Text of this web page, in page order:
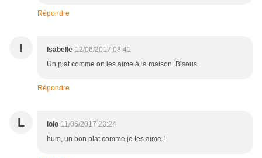
Répondre
I Isabelle 12/06/2017 08:41
Un plat comme on les aime à la maison. Bisous
Répondre
L lolo 11/06/2017 23:24
hum, un bon plat comme je les aime !